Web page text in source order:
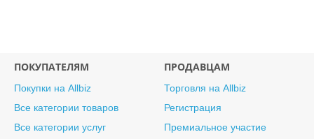
ПОКУПАТЕЛЯМ
Покупки на Allbiz
Все категории товаров
Все категории услуг
ПРОДАВЦАМ
Торговля на Allbiz
Регистрация
Премиальное участие